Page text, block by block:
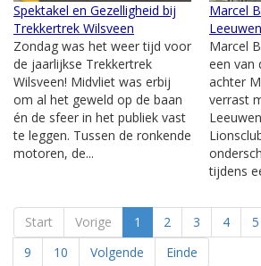
Spektakel en Gezelligheid bij
Trekkertrek Wilsveen
Zondag was het weer tijd voor
de jaarlijkse Trekkertrek
Wilsveen! Midvliet was erbij
om al het geweld op de baan
én de sfeer in het publiek vast
te leggen. Tussen de ronkende
motoren, de...
Marcel
Marcel
een van
achter
verrast
tijdens
Start Vorige 1 2 3 4 5
9
10 Volgende Einde